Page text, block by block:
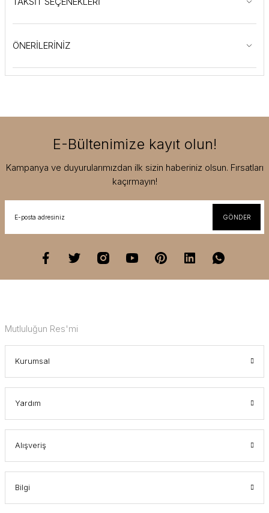
ÖNERİLERİNİZ
E-Bültenimize kayıt olun!
Kampanya ve duyurularımızdan ilk sizin haberiniz olsun. Fırsatları
kaçırmayın!
GÖNDER
Mutluluğun Res'mi
Kurumsal
Yardım
Alışveriş
Bilgi